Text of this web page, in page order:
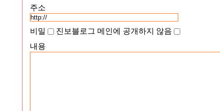
주소
비밀
진보블로그 메인에 공개하지 않음
내용